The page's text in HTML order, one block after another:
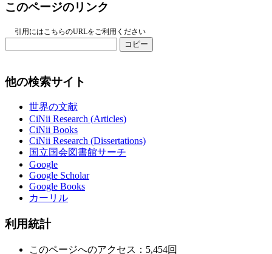
このページのリンク
引用にはこちらのURLをご利用ください
コピー
他の検索サイト
世界の文献
CiNii Research (Articles)
CiNii Books
CiNii Research (Dissertations)
国立国会図書館サーチ
Google
Google Scholar
Google Books
カーリル
利用統計
このページへのアクセス：5,454回